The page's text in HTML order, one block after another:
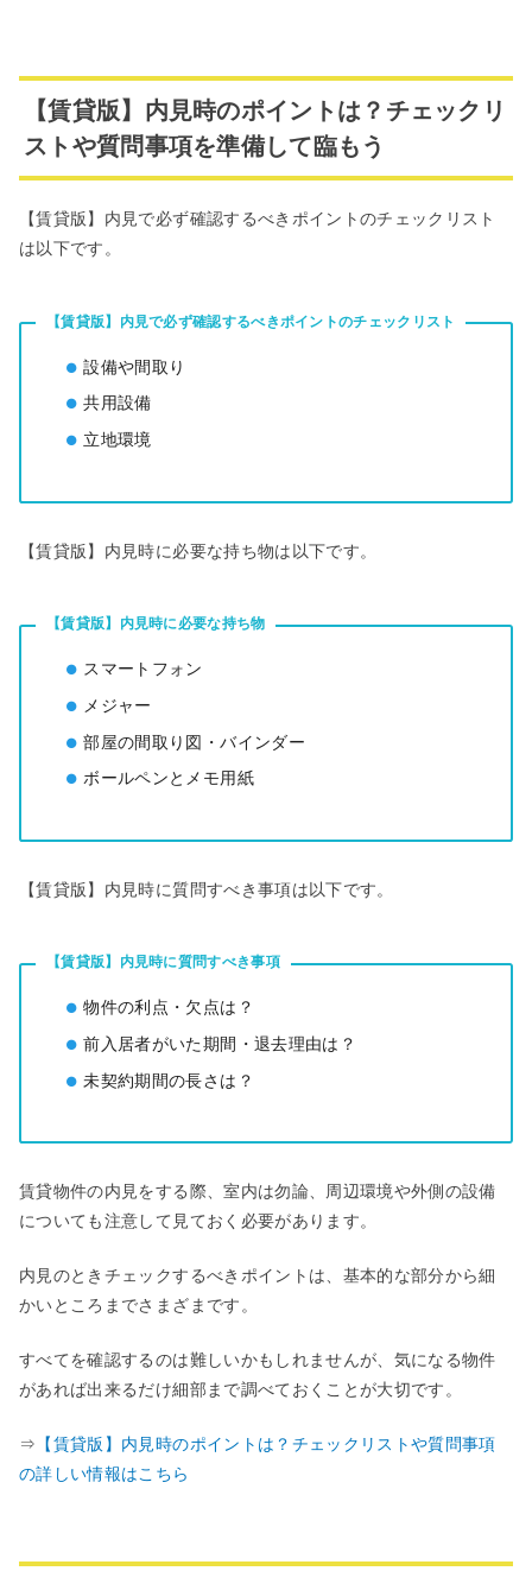
【賃貸版】内見時のポイントは？チェックリ
ストや質問事項を準備して臨もう
【賃貸版】内見で必ず確認するべきポイントのチェックリスト
は以下です。
【賃貸版】内見で必ず確認するべきポイントのチェックリスト
設備や間取り
共用設備
立地環境
【賃貸版】内見時に必要な持ち物は以下です。
【賃貸版】内見時に必要な持ち物
スマートフォン
メジャー
部屋の間取り図・バインダー
ボールペンとメモ用紙
【賃貸版】内見時に質問すべき事項は以下です。
【賃貸版】内見時に質問すべき事項
物件の利点・欠点は？
前入居者がいた期間・退去理由は？
未契約期間の長さは？
賃貸物件の内見をする際、室内は勿論、周辺環境や外側の設備
についても注意して見ておく必要があります。
内見のときチェックするべきポイントは、基本的な部分から細
かいところまでさまざまです。
すべてを確認するのは難しいかもしれませんが、気になる物件
があれば出来るだけ細部まで調べておくことが大切です。
⇒ 【賃貸版】内見時のポイントは？チェックリストや質問事項
の詳しい情報はこちら